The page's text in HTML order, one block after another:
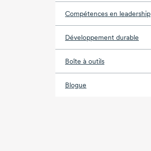
Compétences en leadership
Développement durable
Boîte à outils
Blogue